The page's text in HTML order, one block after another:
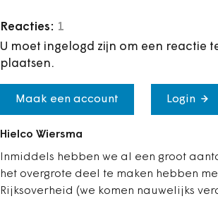
Reacties: 1
U moet ingelogd zijn om een reactie
plaatsen.
Maak een account Login
Hielco Wiersma
Inmiddels hebben we al een groot
het overgrote deel te maken hebben
Rijksoverheid (we komen nauwelijks